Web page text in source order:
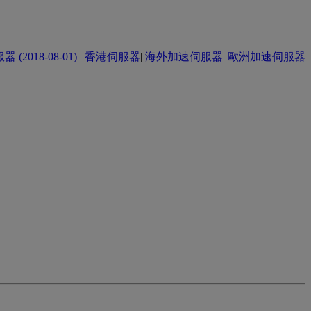
(2018-08-01) | 香港伺服器| 海外加速伺服器| 歐洲加速伺服器